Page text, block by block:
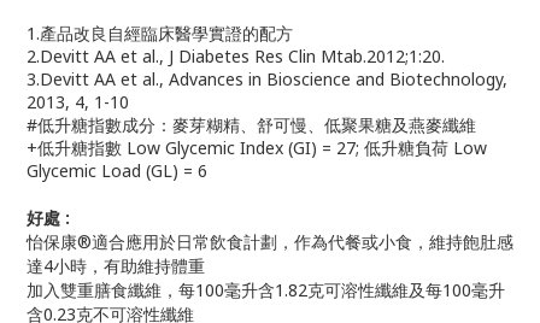
1.產品改良自經臨床醫學實證的配方
2.Devitt AA et al., J Diabetes Res Clin Mtab.2012;1:20.
3.Devitt AA et al., Advances in Bioscience and Biotechnology,
2013, 4, 1-10
#低升糖指數成分：麥芽糊精、舒可慢、低聚果糖及燕麥纖維
+低升糖指數 Low Glycemic Index (GI) = 27; 低升糖負荷 Low
Glycemic Load (GL) = 6
好處 :
怡保康®適合應用於日常飲食計劃，作為代餐或小食，維持飽肚感
達4小時，有助維持體重
加入雙重膳食纖維，每100毫升含1.82克可溶性纖維及每100毫升
含0.23克不可溶性纖維